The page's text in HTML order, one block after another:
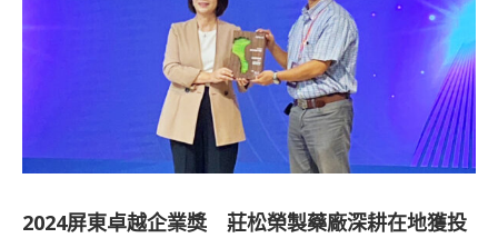
2024屏東卓越企業獎 莊松榮製藥廠深耕在地獲投